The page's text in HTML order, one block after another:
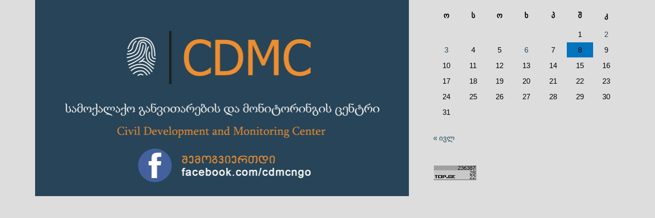
ო ს ო ხ პ შ კ
1
2
3
4 5 6 7 8
9
10
11 12 13 14 15
16
17
18 19 20 21 22
23
24
25 26 27 28 29
30
31
« ივლ